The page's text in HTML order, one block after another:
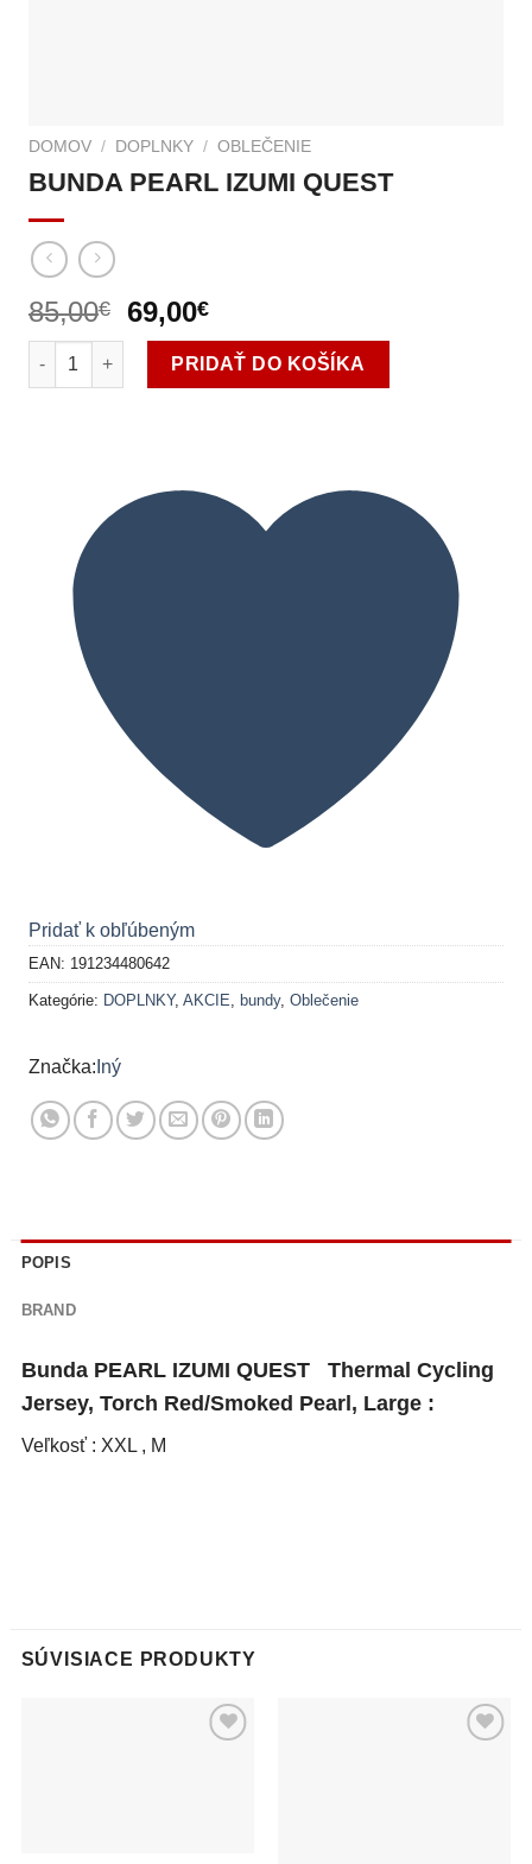
DOMOV / DOPLNKY / OBLEČENIE
BUNDA PEARL IZUMI QUEST
85,00€
Pôvodná
cena
bola:
85,00€.
69,00€
cena
je:
69,00€.
množstvo BUNDA PEARL IZUMI QUEST
PRIDAŤ DO KOŠÍKA
Pridať k obľúbeným
EAN: 191234480642
Kategórie: DOPLNKY, AKCIE bundy, Oblečenie
Iný
POPIS
BRAND
Bunda PEARL IZUMI QUEST Thermal Cycling
Jersey, Torch Red/Smoked Pearl, Large :
Veľkosť : XXL , M
SÚVISIACE PRODUKTY